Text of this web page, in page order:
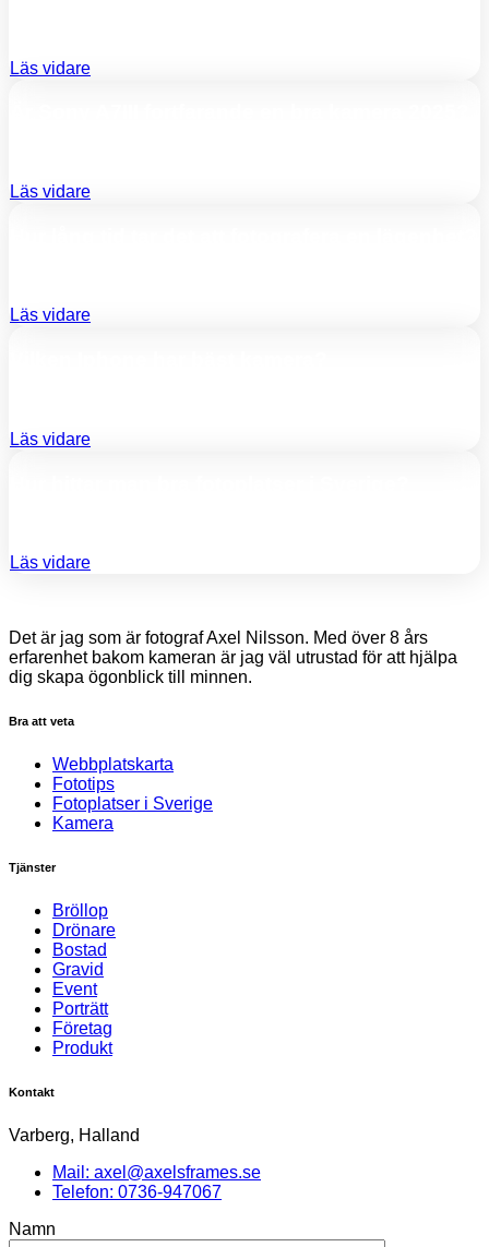
Läs vidare
Läs vidare
Läs vidare
Läs vidare
Läs vidare
Det är jag som är fotograf Axel Nilsson. Med över 8 års
erfarenhet bakom kameran är jag väl utrustad för att hjälpa
dig skapa ögonblick till minnen.
Bra att veta
Webbplatskarta
Fototips
Fotoplatser i Sverige
Kamera
Tjänster
Bröllop
Drönare
Bostad
Gravid
Event
Porträtt
Företag
Produkt
Kontakt
Varberg, Halland
Mail: axel@axelsframes.se
Telefon: 0736-947067
Namn